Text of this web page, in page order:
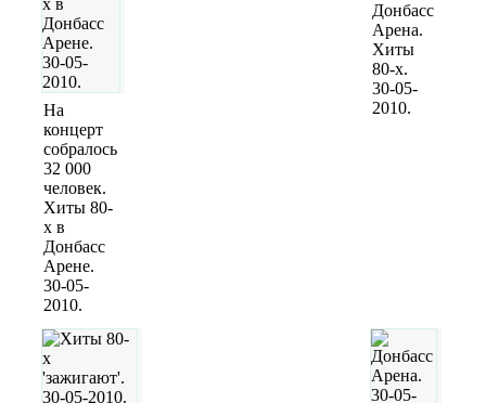
На
концерт
собралось
32 000
человек.
Хиты 80-
х в
Донбасс
Арене.
30-05-
2010.
Донбасс
Арена.
Хиты
80-х.
30-05-
2010.